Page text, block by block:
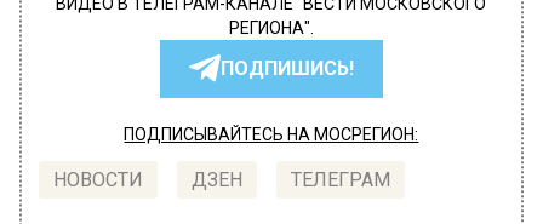
РЕГИОНА".
ПОДПИШИСЬ!
ПОДПИСЫВАЙТЕСЬ НА МОСРЕГИОН:
НОВОСТИ ДЗЕН ТЕЛЕГРАМ